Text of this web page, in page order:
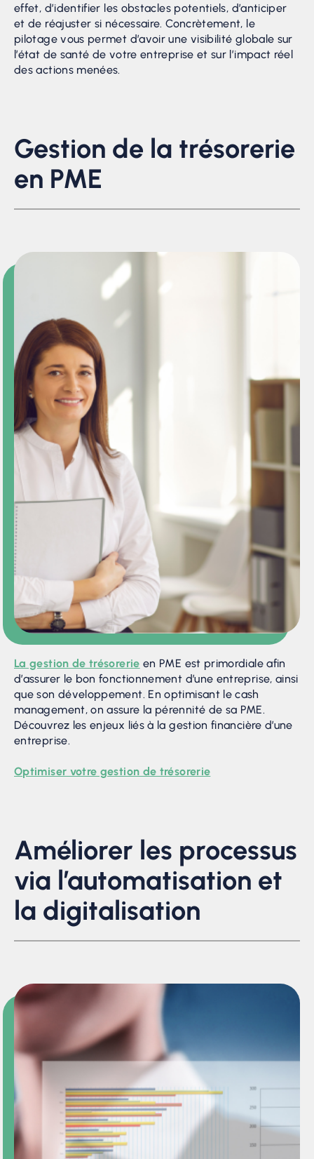
effet, d’identifier les obstacles potentiels, d’anticiper
et de réajuster si nécessaire. Concrètement, le
pilotage vous permet d’avoir une visibilité globale sur
l’état de santé de votre entreprise et sur l’impact réel
des actions menées.
Gestion de la trésorerie
en PME
La gestion de trésorerie en PME est primordiale afin
d’assurer le bon fonctionnement d’une entreprise, ainsi
que son développement. En optimisant le cash
management, on assure la pérennité de sa PME.
Découvrez les enjeux liés à la gestion financière d’une
entreprise.
Optimiser votre gestion de trésorerie
Améliorer les processus
via l’automatisation et
la digitalisation